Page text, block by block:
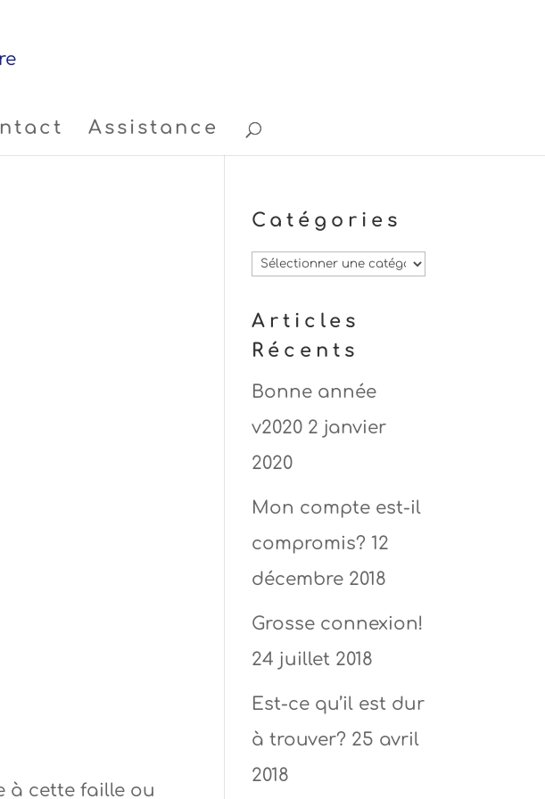
Assistance
à cette faille ou
Catégories
Catégories
Articles
Récents
Bonne année
v2020 2 janvier
2020
Mon compte est-il
compromis? 12
décembre 2018
Grosse connexion!
24 juillet 2018
Est-ce qu’il est dur
à trouver? 25 avril
2018